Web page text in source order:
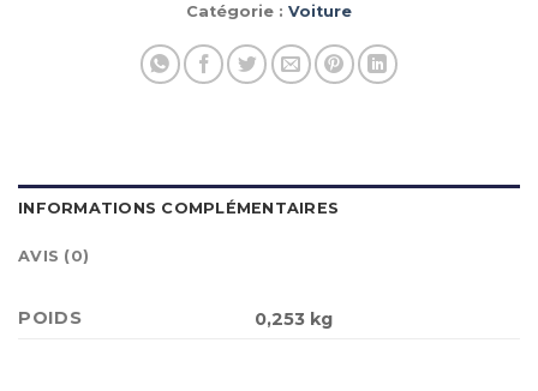
Catégorie : Voiture
INFORMATIONS COMPLÉMENTAIRES
AVIS (0)
POIDS 0,253 kg